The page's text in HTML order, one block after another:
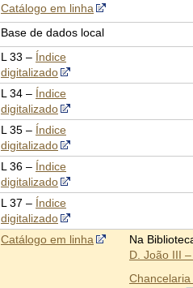
Catálogo em linha
Base de dados local
L 33 – Índice
digitalizado
L 34 – Índice
digitalizado
L 35 – Índice
digitalizado
L 36 – Índice
digitalizado
L 37 – Índice
digitalizado
Catálogo em linha
Na
D. João III